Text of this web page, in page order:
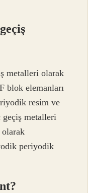
metalleri olarak
blok elemanları
resim ve
metalleri
olarak
periyodik